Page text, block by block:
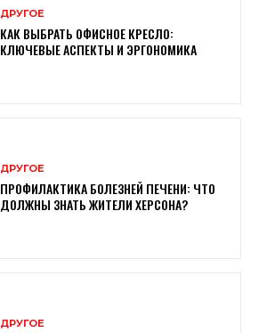
ДРУГОЕ
КАК ВЫБРАТЬ ОФИСНОЕ КРЕСЛО:
КЛЮЧЕВЫЕ АСПЕКТЫ И ЭРГОНОМИКА
ДРУГОЕ
ПРОФИЛАКТИКА БОЛЕЗНЕЙ ПЕЧЕНИ: ЧТО
ДОЛЖНЫ ЗНАТЬ ЖИТЕЛИ ХЕРСОНА?
ДРУГОЕ